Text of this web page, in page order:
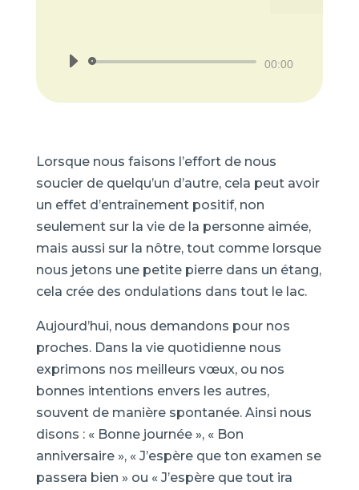
Lecteur
00:00
Lorsque nous faisons l’effort de nous
soucier de quelqu’un d’autre, cela peut avoir
un effet d’entraînement positif, non
seulement sur la vie de la personne aimée,
mais aussi sur la nôtre, tout comme lorsque
nous jetons une petite pierre dans un étang,
cela crée des ondulations dans tout le lac.
Aujourd’hui, nous demandons pour nos
proches. Dans la vie quotidienne nous
exprimons nos meilleurs vœux, ou nos
bonnes intentions envers les autres,
souvent de manière spontanée. Ainsi nous
disons : « Bonne journée », « Bon
anniversaire », « J’espère que ton examen se
passera bien » ou « J’espère que tout ira